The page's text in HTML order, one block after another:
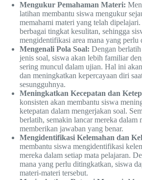
Mengukur Pemahaman Materi:
latihan membantu siswa mengukur
memahami materi yang telah
berbagai tingkat kesulitan, sehingga
mengidentifikasi area mana yang perlu
Mengenali Pola Soal: Dengan
jenis soal, siswa akan lebih familiar
sering muncul dalam ujian. Hal ini
dan meningkatkan kepercayaan diri
sesungguhnya.
Meningkatkan Kecepatan dan
konsisten akan membantu siswa
ketepatan dalam mengerjakan soal.
berlatih, semakin lancar mereka dalam
memberikan jawaban yang benar.
Mengidentifikasi Kelemahan dan
membantu siswa mengidentifikasi
mereka dalam setiap mata pelajaran.
mana yang perlu ditingkatkan, siswa
materi-materi tersebut.